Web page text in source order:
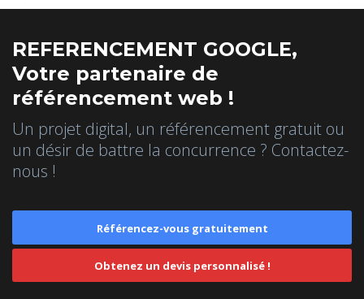
REFERENCEMENT GOOGLE,
Votre partenaire de
référencement web !
Un projet digital, un référencement gratuit ou
un désir de battre la concurrence ? Contactez-
nous !
Référencez-vous gratuitement
Obtenez un devis personnalisé !